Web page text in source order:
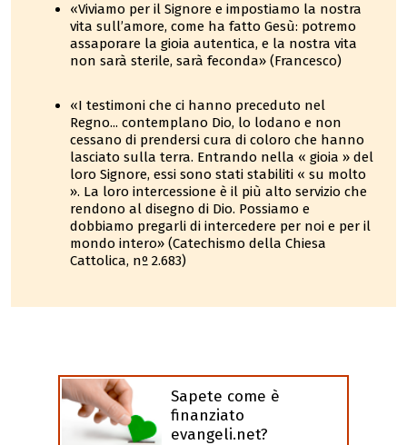
«Viviamo per il Signore e impostiamo la nostra
vita sull’amore, come ha fatto Gesù: potremo
assaporare la gioia autentica, e la nostra vita
non sarà sterile, sarà feconda» (Francesco)
«I testimoni che ci hanno preceduto nel
Regno... contemplano Dio, lo lodano e non
cessano di prendersi cura di coloro che hanno
lasciato sulla terra. Entrando nella « gioia » del
loro Signore, essi sono stati stabiliti « su molto
». La loro intercessione è il più alto servizio che
rendono al disegno di Dio. Possiamo e
dobbiamo pregarli di intercedere per noi e per il
mondo intero» (Catechismo della Chiesa
Cattolica, nº 2.683)
Sapete come è
finanziato
evangeli.net?